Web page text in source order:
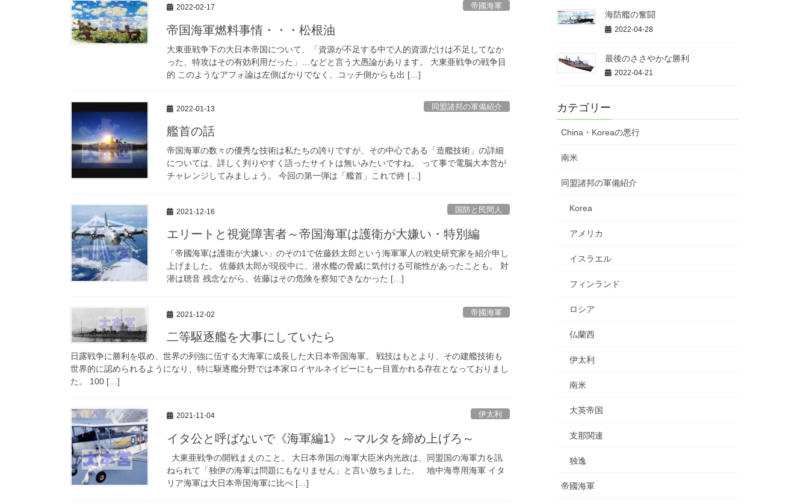
2022-02-17 帝國海軍
帝国海軍燃料事情・・・松根油
大東亜戦争下の大日本帝国について、「資源が不足する中で人的資源だけは不足してなか
った、特攻はその有効利用だった」…などと言う大愚論があります。 大東亜戦争の戦争目
的 このようなアフォ論は左側ばかりでなく、コッチ側からも出 […]
2022-01-13 同盟諸邦の軍備紹介
艦首の話
帝国海軍の数々の優秀な技術は私たちの誇りですが、その中心である「造艦技術」の詳細
については、詳しく判りやすく語ったサイトは無いみたいですね。 って事で電脳大本営が
チャレンジしてみましょう。 今回の第一弾は「艦首」これで終 […]
2021-12-16 国防と民間人
エリートと視覚障害者～帝国海軍は護衛が大嫌い・特別編
「帝國海軍は護衛が大嫌い」のその1で佐藤鉄太郎という海軍軍人の戦史研究家を紹介申し
上げました。 佐藤鉄太郎が現役中に、潜水艦の脅威に気付ける可能性があったことも。 対
潜は聴音 残念ながら、佐藤はその危険を察知できなかった […]
2021-12-02 帝國海軍
二等駆逐艦を大事にしていたら
日露戦争に勝利を収め、世界の列強に伍する大海軍に成長した大日本帝国海軍。 戦技はもとより、その建艦技術も
世界的に認められるようになり、特に駆逐艦分野では本家ロイヤルネイビーにも一目置かれる存在となっておりまし
た。 100 […]
2021-11-04 伊太利
イタ公と呼ばないで《海軍編1》～マルタを締め上げろ～
大東亜戦争の開戦まえのこと。 大日本帝国の海軍大臣米内光政は、同盟国の海軍力を訊
ねられて「独伊の海軍は問題にもなりません」と言い放ちました。 地中海専用海軍 イタ
リア海軍は大日本帝国海軍に比べ […]
海防艦の奮闘
2022-04-28
最後のささやかな勝利
2022-04-21
カテゴリー
China・Koreaの悪行
南米
同盟諸邦の軍備紹介
Korea
アメリカ
イスラエル
フィンランド
ロシア
仏蘭西
伊太利
南米
大英帝国
支那関連
独逸
帝國海軍